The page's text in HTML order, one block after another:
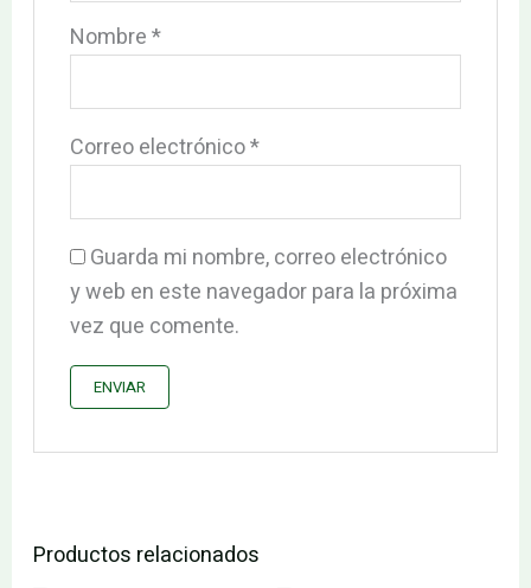
Nombre*
Correo electrónico*
Guarda mi nombre, correo electrónico
y web en este navegador para la próxima
vez que comente.
Productos relacionados